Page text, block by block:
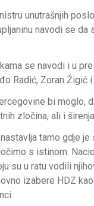
unutrašnjih
navodi se
se navodi i u
Radić, Zoran Žigić
bi moglo,
zločina, ali i
tamo gdje
s istinom.
su u ratu vodili
izabere HDZ